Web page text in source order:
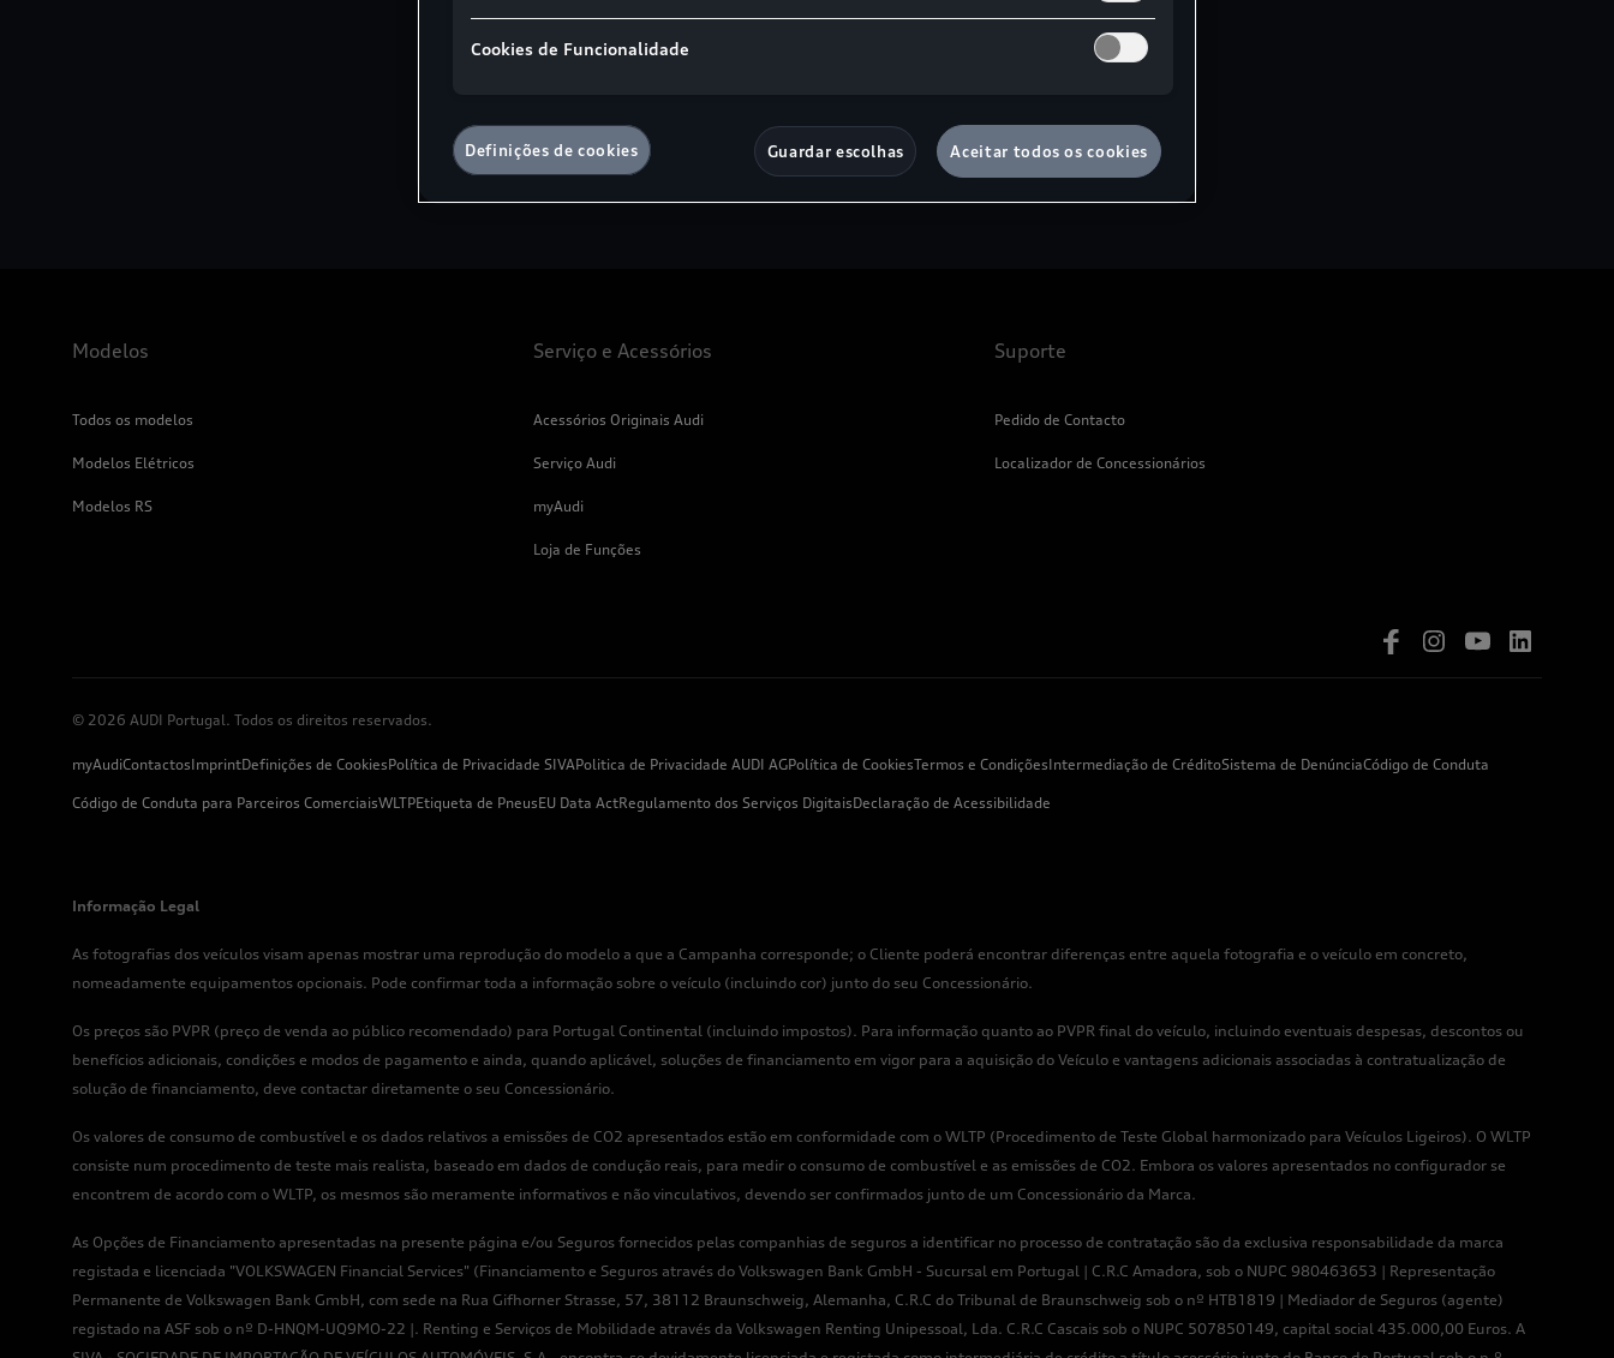
Modelos
Todos os modelos
Modelos Elétricos
Modelos RS
Serviço e Acessórios
Acessórios Originais Audi
Serviço Audi
myAudi
Loja de Funções
Suporte
Pedido de Contacto
Localizador de Concessionários
© 2026 AUDI Portugal. Todos os direitos reservados.
myAudiContactosImprintDefinições de CookiesPolítica de Privacidade SIVAPolitica de Privacidade AUDI AGPolítica de CookiesTermos e CondiçõesIntermediação de CréditoSistema de DenúnciaCódigo de Conduta
Código de Conduta para Parceiros ComerciaisWLTPEtiqueta de PneusEU Data ActRegulamento dos Serviços DigitaisDeclaração de Acessibilidade
Informação Legal
As fotografias dos veículos visam apenas mostrar uma reprodução do modelo a que a Campanha corresponde; o Cliente poderá encontrar diferenças entre aquela fotografia e o veículo em concreto,
nomeadamente equipamentos opcionais. Pode confirmar toda a informação sobre o veículo (incluindo cor) junto do seu Concessionário.
Os preços são PVPR (preço de venda ao público recomendado) para Portugal Continental (incluindo impostos). Para informação quanto ao PVPR final do veículo, incluindo eventuais despesas, descontos ou
benefícios adicionais, condições e modos de pagamento e ainda, quando aplicável, soluções de financiamento em vigor para a aquisição do Veículo e vantagens adicionais associadas à contratualização de
solução de financiamento, deve contactar diretamente o seu Concessionário.
Os valores de consumo de combustível e os dados relativos a emissões de CO2 apresentados estão em conformidade com o WLTP (Procedimento de Teste Global harmonizado para Veículos Ligeiros). O WLTP
consiste num procedimento de teste mais realista, baseado em dados de condução reais, para medir o consumo de combustível e as emissões de CO2. Embora os valores apresentados no configurador se
encontrem de acordo com o WLTP, os mesmos são meramente informativos e não vinculativos, devendo ser confirmados junto de um Concessionário da Marca.
As Opções de Financiamento apresentadas na presente página e/ou Seguros fornecidos pelas companhias de seguros a identificar no processo de contratação são da exclusiva responsabilidade da marca
registada e licenciada "VOLKSWAGEN Financial Services" (Financiamento e Seguros através do Volkswagen Bank GmbH - Sucursal em Portugal | C.R.C Amadora, sob o NUPC 980463653 | Representação
Permanente de Volkswagen Bank GmbH, com sede na Rua Gifhorner Strasse, 57, 38112 Braunschweig, Alemanha, C.R.C do Tribunal de Braunschweig sob o nº HTB1819 | Mediador de Seguros (agente)
registado na ASF sob o nº D-HNQM-UQ9MO-22 |. Renting e Serviços de Mobilidade através da Volkswagen Renting Unipessoal, Lda. C.R.C Cascais sob o NUPC 507850149, capital social 435.000,00 Euros. A
Cookies de Funcionalidade
Definições de cookies Guardar escolhas Aceitar todos os cookies